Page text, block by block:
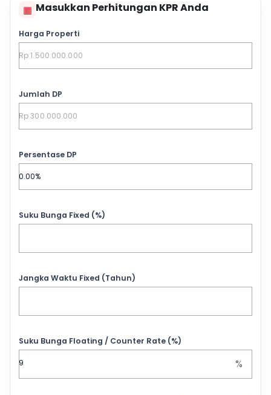
▦ Masukkan Perhitungan KPR Anda
Harga Properti
Jumlah DP
Persentase DP
Suku Bunga Fixed (%)
Jangka Waktu Fixed (Tahun)
Suku Bunga Floating / Counter Rate (%)
%